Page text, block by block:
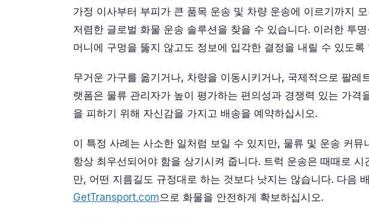
가정 이사부터 부피가 큰 품목 운송 및 차량 운송에 이르기까지
저렴한 글로벌 화물 운송 솔루션을 찾을 수 있습니다. 이러한 투
머니에 구멍을 뚫지 않고도 정보에 입각한 결정을 내릴 수 있도록
무거운 가구를 옮기거나, 차량을 이동시키거나, 국제적으로 팔레
랫폼은 물류 관리자가 높이 평가하는 편의성과 경쟁력 있는 가격
을 피하기 위해 자신감을 가지고 배송을 예약하십시오.
이 특정 사례는 사소한 일처럼 보일 수 있지만, 물류 및 운송 커뮤
항상 최우선되어야 함을 상기시켜 줍니다. 트럭 운송은 때때로 시
만, 어떤 지름길도 규정대로 하는 것보다 낫지는 않습니다. 다음
GetTransport.com으로 화물을 안전하게 확보하십시오.